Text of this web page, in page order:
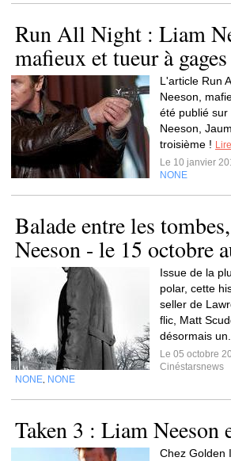
Run All Night : Liam
mafieux et tueur à gages
L'article Run
Neeson,
été publié
Neeson,
troisième !
Le 10 janvier
NONE
Balade entre les
Neeson - le 15 octobre
Issue de la
polar, cette
seller de
flic, Matt
désormais
Le 05 octobre
Cinéstarsnews
NONE NONE
Taken 3 : Liam Neeson
Chez Golden